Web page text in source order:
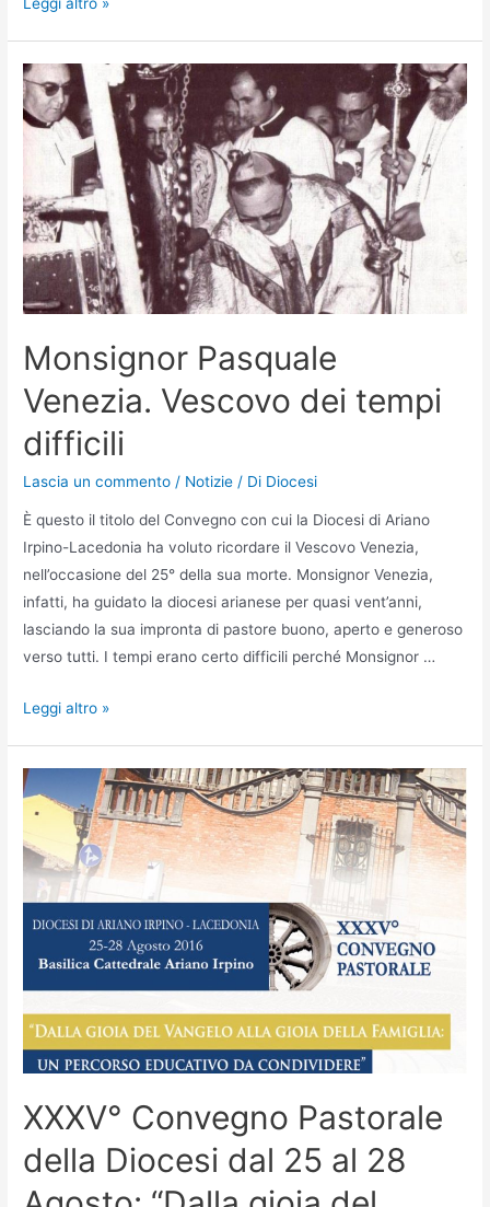
Leggi altro »
Monsignor Pasquale
Venezia. Vescovo dei tempi
difficili
Lascia un commento / Notizie / Di Diocesi
È questo il titolo del Convegno con cui la Diocesi di Ariano
Irpino-Lacedonia ha voluto ricordare il Vescovo Venezia,
nell’occasione del 25° della sua morte. Monsignor Venezia,
infatti, ha guidato la diocesi arianese per quasi vent’anni,
lasciando la sua impronta di pastore buono, aperto e generoso
verso tutti. I tempi erano certo difficili perché Monsignor …
Leggi altro »
XXXV° Convegno Pastorale
della Diocesi dal 25 al 28